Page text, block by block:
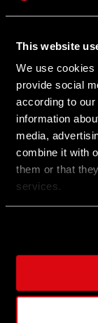
This website
We use cookies
provide social
according to our
information
media,
combine it with
them or that
services.
BLOG
10/24/2025
Dying
Read our
coming next
VOUS